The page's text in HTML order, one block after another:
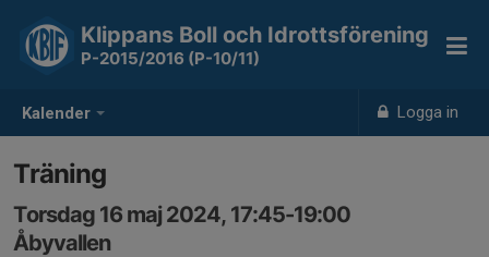
Kalender Logga in
Klippans Boll och Idrottsförening
P-2015/2016 (P-10/11)
Träning
Torsdag 16 maj 2024, 17:45-19:00
Åbyvallen